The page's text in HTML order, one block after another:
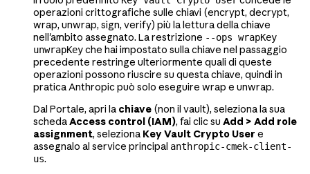
operazioni crittografiche sulle chiavi (encrypt, decrypt,
wrap, unwrap, sign, verify) più la lettura della chiave
nell'ambito assegnato. La restrizione --ops wrapKey
unwrapKeyche hai impostato sulla chiave nel passaggio
precedente restringe ulteriormente quali di queste
operazioni possono riuscire su questa chiave, quindi in
pratica Anthropic può solo eseguire wrap e unwrap.
Dal Portale, apri la chiave (non il vault), seleziona la sua
schedaAccess control (IAM), fai clic su Add > Add role
assignment, seleziona Key Vault Crypto User e
assegnalo al service principal anthropic-cmek-client-
us.